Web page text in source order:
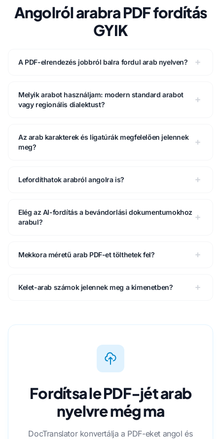
Angolról arabra PDF fordítás
GYIK
A PDF-elrendezés jobbról balra fordul arab nyelven?
Melyik arabot használjam: modern standard arabot
vagy regionális dialektust?
Az arab karakterek és ligatúrák megfelelően jelennek
meg?
Lefordíthatok arabról angolra is?
Elég az AI-fordítás a bevándorlási dokumentumokhoz
arabul?
Mekkora méretű arab PDF-et tölthetek fel?
Kelet-arab számok jelennek meg a kimenetben?
Fordítsa le PDF-jét arab
nyelvre még ma
DocTranslator konvertálja a PDF-eket angol és